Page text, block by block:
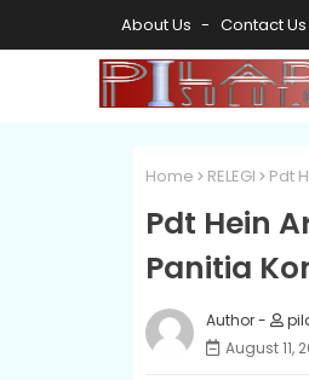
About Us Contact Us
Home RELEGI Pdt
Pdt Hein
Panitia
August 11,